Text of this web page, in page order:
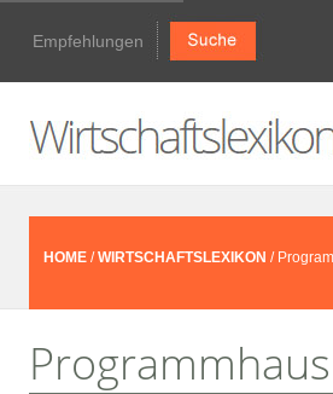
Empfehlungen
HOME /WIRTSCHAFTSLEXIKON /